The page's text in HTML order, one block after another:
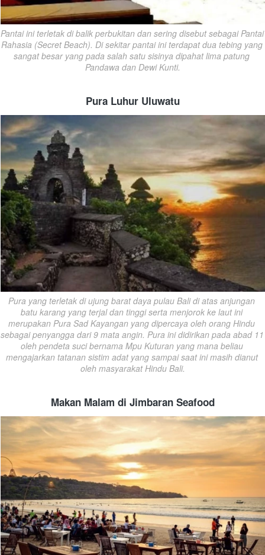
Pantai ini terletak di balik perbukitan dan sering disebut sebagai Pantai
Rahasia (Secret Beach). Di sekitar pantai ini terdapat dua tebing yang
sangat besar yang pada salah satu sisinya dipahat lima patung
Pandawa dan Dewi Kunti.
Pura Luhur Uluwatu
Pura yang terletak di ujung barat daya pulau Bali di atas anjungan
batu karang yang terjal dan tinggi serta menjorok ke laut ini
merupakan Pura Sad Kayangan yang dipercaya oleh orang Hindu
sebagai penyangga dari 9 mata angin. Pura ini didirikan pada abad 11
oleh pendeta suci bernama Mpu Kuturan yang mana beliau
mengajarkan tatanan sistim adat yang sampai saat ini masih dianut
oleh masyarakat Hindu Bali.
Makan Malam di Jimbaran Seafood